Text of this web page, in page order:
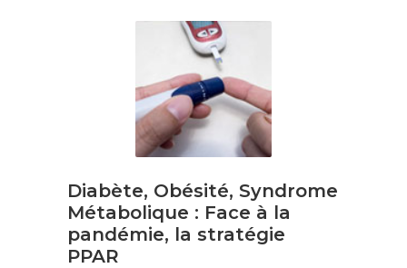
Diabète, Obésité, Syndrome
Métabolique : Face à la
pandémie, la stratégie
PPAR